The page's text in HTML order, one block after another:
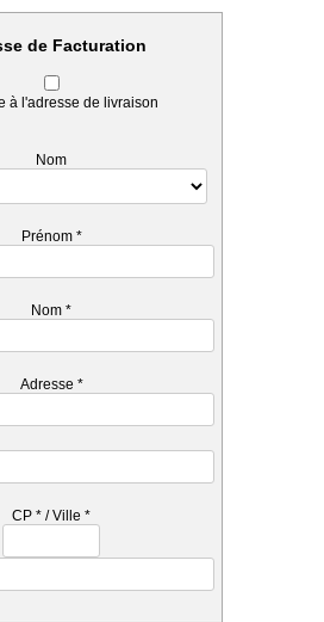
de Facturation
à l'adresse de livraison
Nom
Prénom *
Nom *
Adresse *
CP * / Ville *